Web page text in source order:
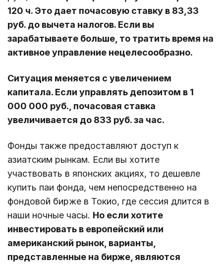
120 ч. Это дает почасовую ставку в 83,33
руб. до вычета налогов. Если вы
зарабатываете больше, то тратить время на
активное управление нецелесообразно.
Ситуация меняется с увеличением
капитала. Если управлять депозитом в 1
000 000 руб., почасовая ставка
увеличивается до 833 руб. за час.
Фонды также предоставляют доступ к
азиатским рынкам. Если вы хотите
участвовать в японских акциях, то дешевле
купить паи фонда, чем непосредственно на
фондовой бирже в Токио, где сессия длится в
наши ночные часы. Но если хотите
инвестировать в европейский или
американский рынок, варианты,
представленные на бирже, являются